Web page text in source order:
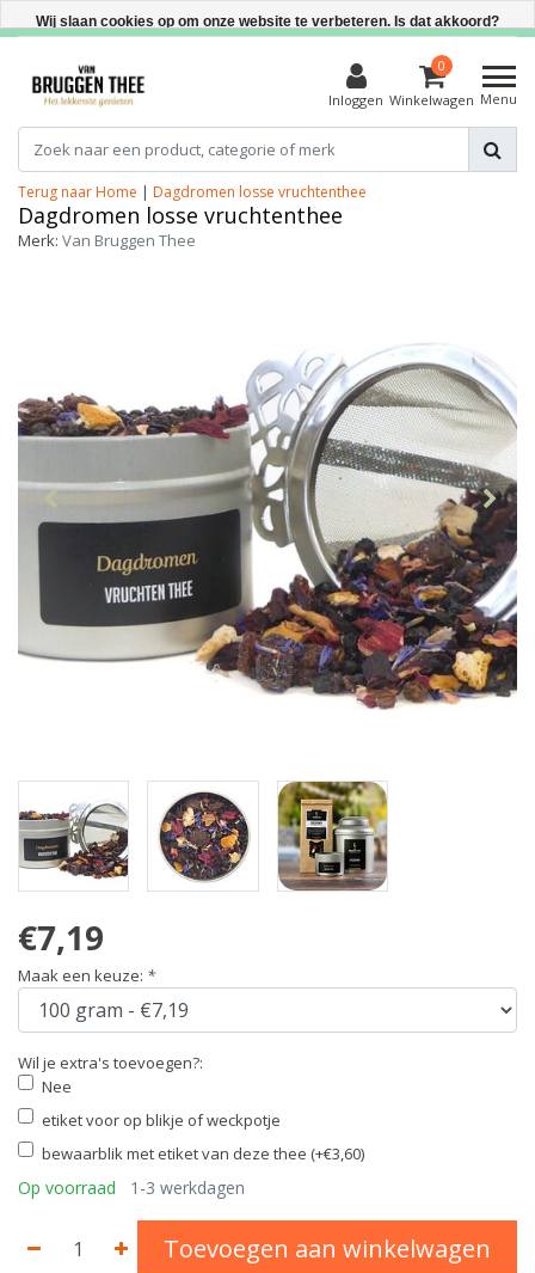
Direct uit voorraad leverbaar
Inloggen
0
Winkelwagen Menu
Terug naar Home | Dagdromen losse vruchtenthee
Dagdromen losse vruchtenthee
Merk: Van Bruggen Thee
€7,19
Maak een keuze: *
Wil je extra's toevoegen?:
Nee
etiket voor op blikje of weckpotje
bewaarblik met etiket van deze thee (+€3,60)
Op voorraad 1-3 werkdagen
Toevoegen aan winkelwagen
Wij slaan cookies op om onze website te verbeteren. Is dat akkoord?
Meer over cookies »